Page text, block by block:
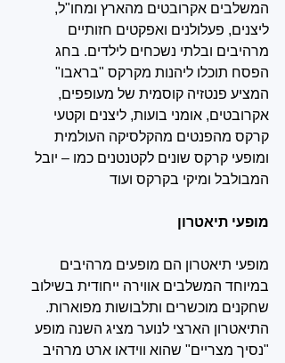
המשלבים אקרובטים מהארץ ומחו"ל,
ליצנים, פעלולנים ואפקטים חזותיים
מרהיבים ובלתי נשכחים לילדים. בחג
הפסח תוכלו ליהנות מקרקס "בראבו"
המציע פנטזיה קוסמית של מעופפים,
אקרובטים, אומני בועות, ליצנים וקטעי
קרקס מהפנטים מהקלסיקה העולמית
ומופעי קרקס שונים לקטנטנים כמו – יובל
המבולבל ומיקי בקרקס ועוד
מופעי תיאטרון
מופעי תיאטרון הם מופעים מרהיבים
במיוחד המשלבים אווירה ייחודית בשילוב
שחקנים מוכשרים ותלבושות מפוארות.
התיאטרון הארצי לנוער מציג השנה מופע
"נסיך מצריים" שהוא ווידאו ארט מרהיב